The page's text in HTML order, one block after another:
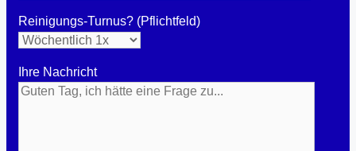
Reinigungs-Turnus? (Pflichtfeld)
Ihre Nachricht